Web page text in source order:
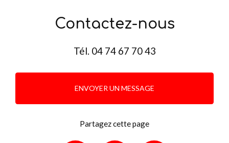
Contactez-nous
Tél. 04 74 67 70 43
ENVOYER UN MESSAGE
Partagez cette page